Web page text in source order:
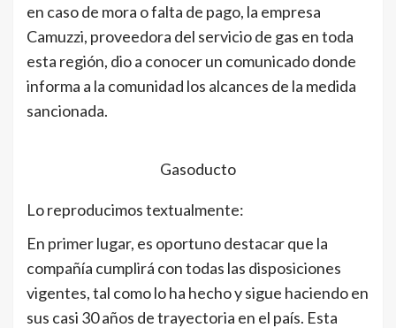
en caso de mora o falta de pago, la empresa
Camuzzi, proveedora del servicio de gas en toda
esta región, dio a conocer un comunicado donde
informa a la comunidad los alcances de la medida
sancionada.
Gasoducto
Lo reproducimos textualmente:
En primer lugar, es oportuno destacar que la
compañía cumplirá con todas las disposiciones
vigentes, tal como lo ha hecho y sigue haciendo en
sus casi 30 años de trayectoria en el país. Esta